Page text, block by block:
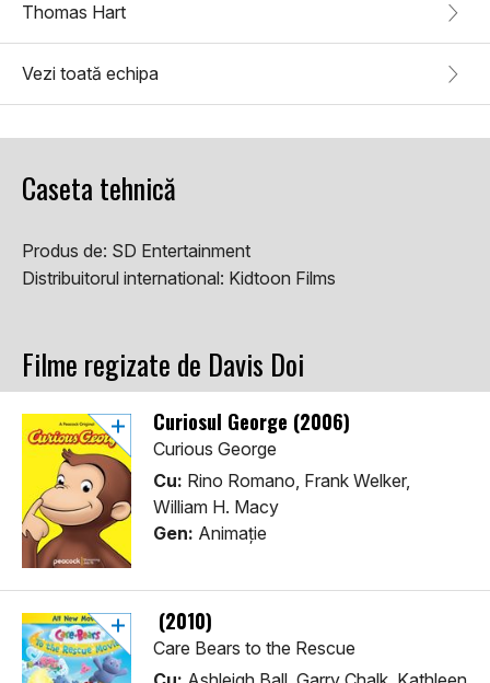
Thomas Hart
Vezi toată echipa
Caseta tehnică
Produs de: SD Entertainment
Distribuitorul international: Kidtoon Films
Filme regizate de Davis Doi
Curiosul George (2006)
Curious George
Cu: Rino Romano, Frank Welker,
William H. Macy
Gen: Animaţie
(2010)
Care Bears to the Rescue